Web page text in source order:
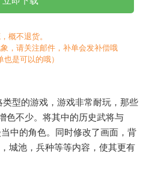
概不退货。
，请关注邮件，补单会发补偿哦
是可以的哦）
型的游戏，游戏非常耐玩，那些
色不少。将其中的历史武将与
中的角色。同时修改了画面，背
城池，兵种等等内容，使其更有